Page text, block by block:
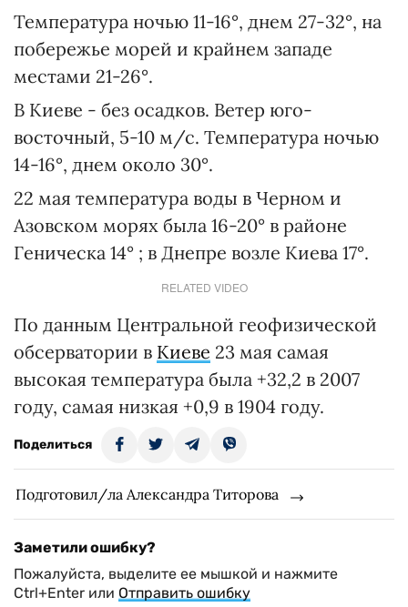
Температура ночью 11-16°, днем 27-32°, на
побережье морей и крайнем западе
местами 21-26°.
В Киеве - без осадков. Ветер юго-
восточный, 5-10 м/с. Температура ночью
14-16°, днем около 30°.
22 мая температура воды в Черном и
Азовском морях была 16-20° в районе
Геническа 14° ; в Днепре возле Киева 17°.
RELATED VIDEO
По данным Центральной геофизической
обсерватории в Киеве 23 мая самая
высокая температура была +32,2 в 2007
году, самая низкая +0,9 в 1904 году.
Поделиться
Подготовил/ла Александра Титорова
Заметили ошибку?
Пожалуйста, выделите ее мышкой и нажмите
Ctrl+Enter или Отправить ошибку